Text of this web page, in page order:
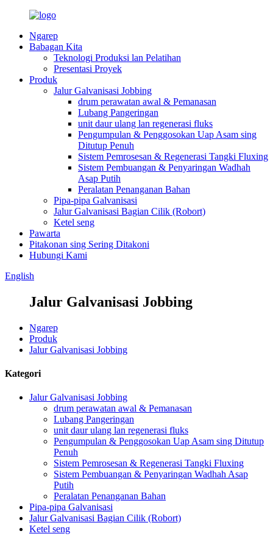
Ngarep
Babagan Kita
Teknologi Produksi lan Pelatihan
Presentasi Proyek
Produk
Jalur Galvanisasi Jobbing
drum perawatan awal & Pemanasan
Lubang Pangeringan
unit daur ulang lan regenerasi fluks
Pengumpulan & Penggosokan Uap Asam sing
Ditutup Penuh
Sistem Pemrosesan & Regenerasi Tangki Fluxing
Sistem Pembuangan & Penyaringan Wadhah
Asap Putih
Peralatan Penanganan Bahan
Pipa-pipa Galvanisasi
Jalur Galvanisasi Bagian Cilik (Robort)
Ketel seng
Pawarta
Pitakonan sing Sering Ditakoni
Hubungi Kami
English
Jalur Galvanisasi Jobbing
Ngarep
Produk
Jalur Galvanisasi Jobbing
Kategori
Jalur Galvanisasi Jobbing
drum perawatan awal & Pemanasan
Lubang Pangeringan
unit daur ulang lan regenerasi fluks
Pengumpulan & Penggosokan Uap Asam sing Ditutup
Penuh
Sistem Pemrosesan & Regenerasi Tangki Fluxing
Sistem Pembuangan & Penyaringan Wadhah Asap
Putih
Peralatan Penanganan Bahan
Pipa-pipa Galvanisasi
Jalur Galvanisasi Bagian Cilik (Robort)
Ketel seng